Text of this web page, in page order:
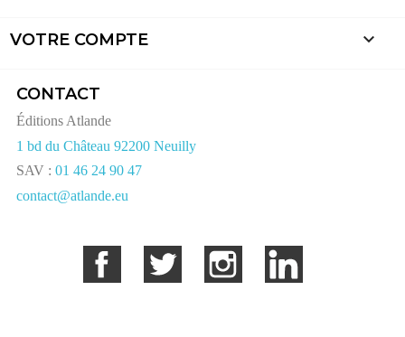
VOTRE COMPTE 
CONTACT
Éditions Atlande
1 bd du Château 92200 Neuilly
SAV : 01 46 24 90 47
contact@atlande.eu
Facebook Twitter Instagram